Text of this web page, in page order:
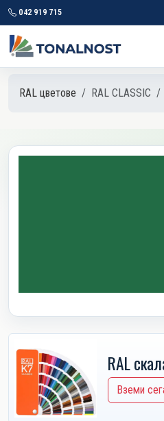
042 919 715
RAL цветове RAL CLASSIC
RAL
Вземи